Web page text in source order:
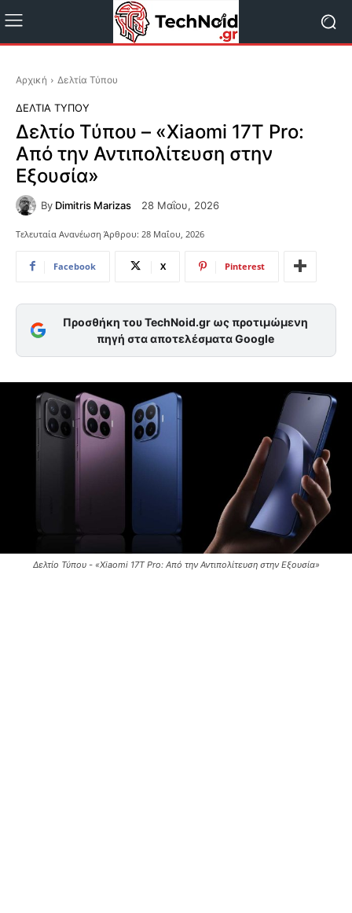
Αρχική Δελτία Τύπου
ΔΕΛΤΊΑ ΤΎΠΟΥ
Δελτίο Τύπου – «Xiaomi 17T Pro:
Από την Αντιπολίτευση στην
Εξουσία»
By Dimitris Marizas 28 Μαΐου, 2026
Τελευταία Ανανέωση Άρθρου: 28 Μαΐου, 2026
Facebook X Pinterest
Προσθήκη του TechNoid.gr ως προτιμώμενη
πηγή στα αποτελέσματα Google
Δελτίο Τύπου - «Xiaomi 17T Pro: Από την Αντιπολίτευση στην Εξουσία»